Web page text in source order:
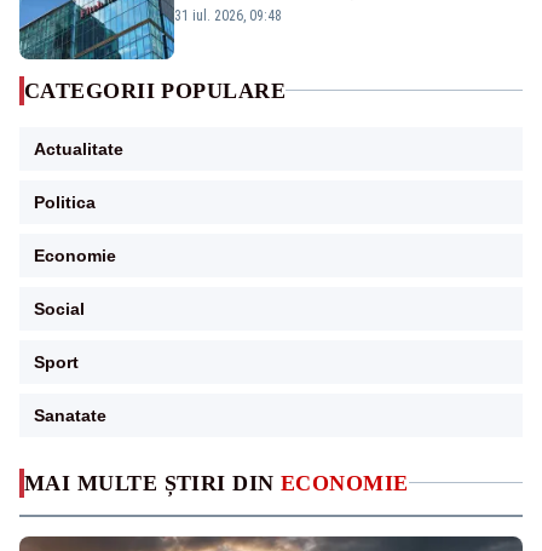
MAI MULTE ȘTIRI DIN ECONOMIE
efectele retrogradării la categoria „junk”
31 iul. 2026, 09:48
CATEGORII POPULARE
Actualitate
Politica
Economie
Social
Sport
Sanatate